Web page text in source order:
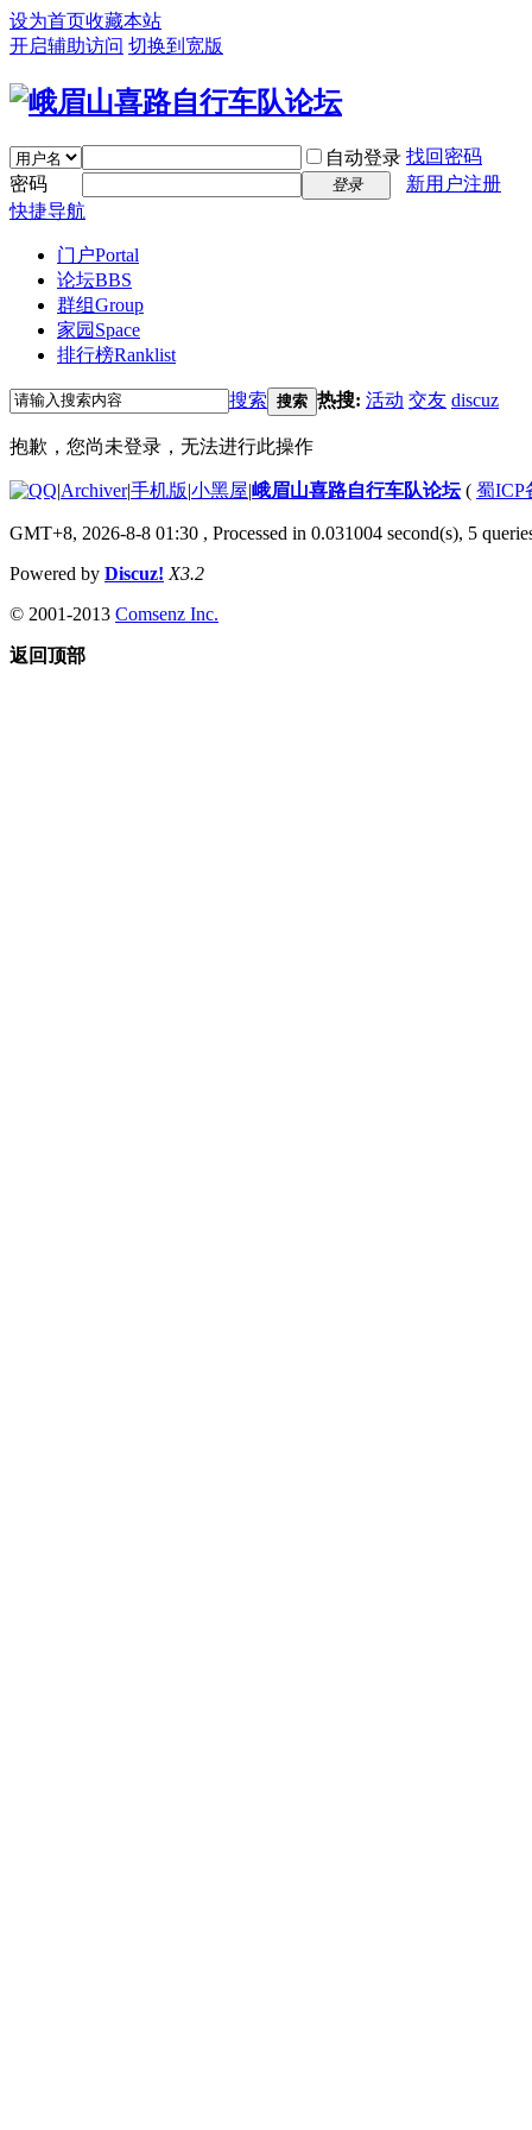
设为首页收藏本站
开启辅助访问 切换到宽版
自动登录 找回密码
密码
登录
新用户注册
快捷导航
门户Portal
论坛BBS
群组Group
家园 Space
排行榜Ranklist
搜索 搜索 热搜: 活动 交友 discuz
抱歉，您尚未登录，无法进行此操作
|Archiver|手机版|小黑屋|峨眉山喜路自行车队论坛( 蜀ICP
GMT+8, 2026-8-8 01:30 , Processed in 0.031004 second(s), 5
Powered by Discuz! X3.2
© 2001-2013 Comsenz Inc.
返回顶部